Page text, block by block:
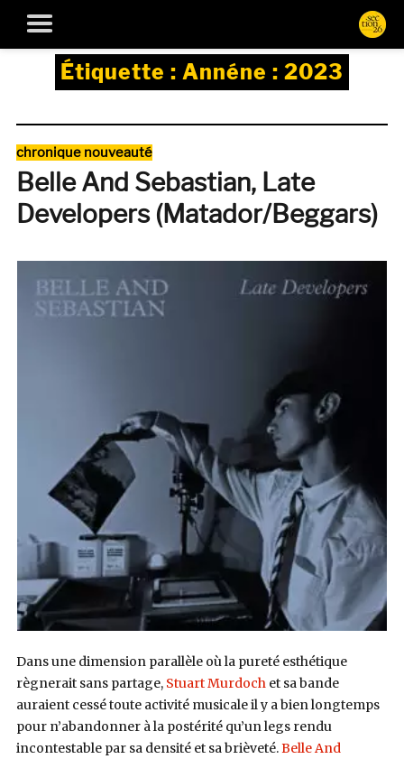
Étiquette : Annéne : 2023
Catégories
chronique nouveauté
Belle And Sebastian, Late
Developers (Matador/Beggars)
Dans une dimension parallèle où la pureté esthétique
règnerait sans partage, Stuart Murdochet sa bande
auraient cessé toute activité musicale il y a bien longtemps
pour n’abandonner à la postérité qu’un legs rendu
incontestable par sa densité et sa brièveté.Belle And